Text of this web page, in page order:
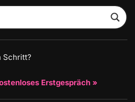
Schritt?
Erstgespräch »